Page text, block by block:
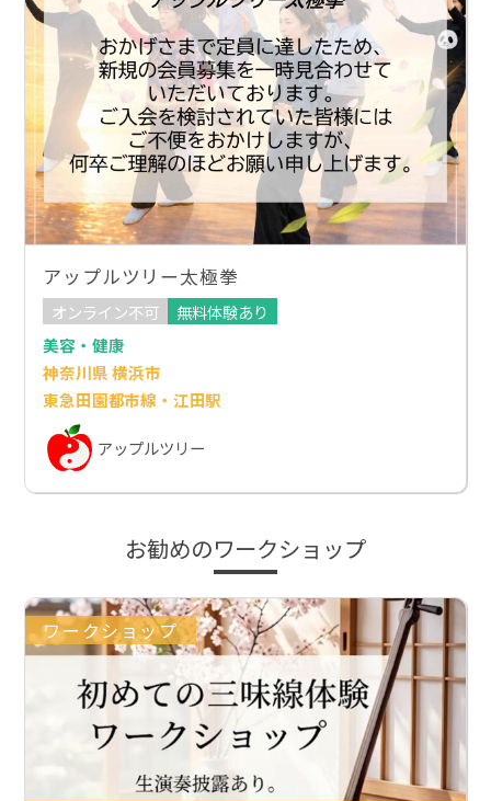
アップルツリー太極拳
オンライン不可
無料体験あり
美容・健康
神奈川県 横浜市
東急田園都市線・江田駅
アップルツリー
お勧めのワークショップ
ワークショップ